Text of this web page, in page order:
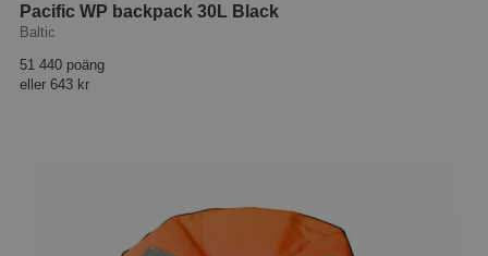
Pacific WP backpack 30L Black
Baltic
51 440 poäng
eller 643 kr